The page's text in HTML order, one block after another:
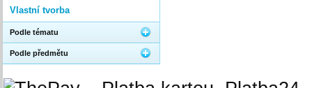
Vlastní tvorba
Podle tématu
Podle předmětu